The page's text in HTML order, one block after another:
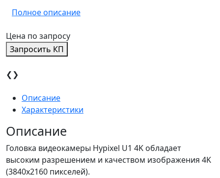
Полное описание
Цена по запросу
Запросить КП
❮❯
Описание
Характеристики
Описание
Головка видеокамеры Hypixel U1 4K обладает
высоким разрешением и качеством изображения 4K
(3840х2160 пикселей).